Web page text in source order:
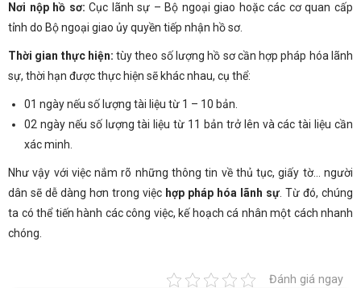
Nơi nộp hồ sơ: Cục lãnh sự – Bộ ngoại giao hoặc các cơ quan cấp
tỉnh do Bộ ngoại giao ủy quyền tiếp nhận hồ sơ.
Thời gian thực hiện: tùy theo số lượng hồ sơ cần hợp pháp hóa lãnh
sự, thời hạn được thực hiện sẽ khác nhau, cụ thể:
01 ngày nếu số lượng tài liệu từ 1 – 10 bản.
02 ngày nếu số lượng tài liệu từ 11 bản trở lên và các tài liệu cần
xác minh.
Như vậy với việc nắm rõ những thông tin về thủ tục, giấy tờ… người
dân sẽ dễ dàng hơn trong việc hợp pháp hóa lãnh sự. Từ đó, chúng
ta có thể tiến hành các công việc, kế hoạch cá nhân một cách nhanh
chóng.
Đánh giá ngay